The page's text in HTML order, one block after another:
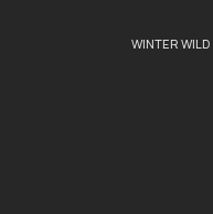
WINTER WILD